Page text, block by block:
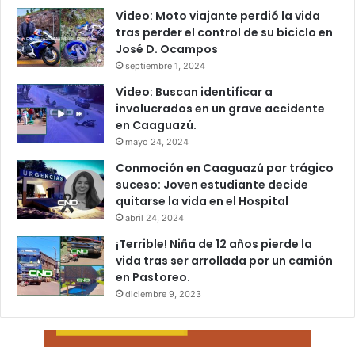
Video: Moto viajante perdió la vida
tras perder el control de su biciclo en
José D. Ocampos
septiembre 1, 2024
Video: Buscan identificar a
involucrados en un grave accidente
en Caaguazú.
mayo 24, 2024
Conmoción en Caaguazú por trágico
suceso: Joven estudiante decide
quitarse la vida en el Hospital
abril 24, 2024
¡Terrible! Niña de 12 años pierde la
vida tras ser arrollada por un camión
en Pastoreo.
diciembre 9, 2023